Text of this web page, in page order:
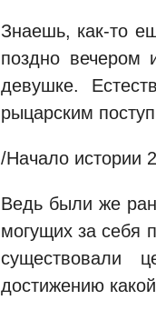
Знаешь, как-то
поздно вечером
девушке.
рыцарским
/Начало истории
Ведь были же
могущих за себя
существовали
достижению